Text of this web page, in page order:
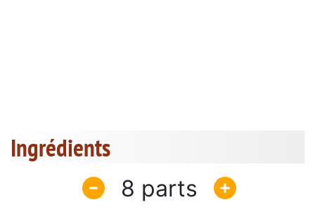
Ingrédients
8